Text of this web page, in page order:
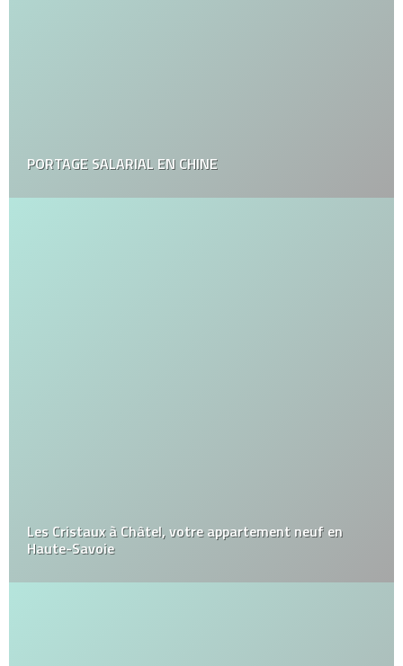
PORTAGE SALARIAL EN CHINE
Les Cristaux à Châtel, votre appartement neuf en
Haute-Savoie